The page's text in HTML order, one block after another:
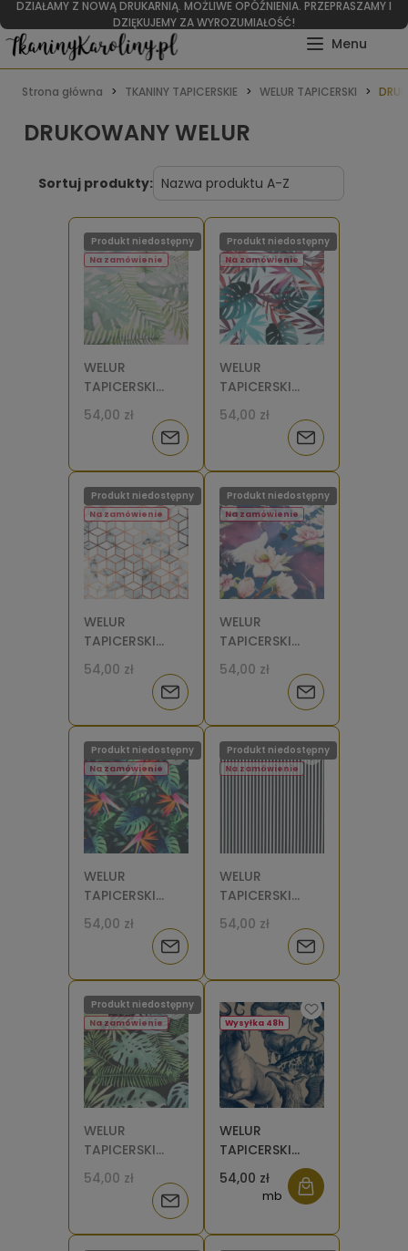
WITAMY W RAJU DLA RĘKODZIELNIKÓW I TAPICERÓW
Strona główna TKANINY TAPICERSKIE WELUR TAPICERSKI
DRUKOWANY WELUR
Sortuj produkty:
WELUR
TAPICERSKI
Monstera na
białym [6-8]
54,00 zł
Na zamówienie
Produkt niedostępny
Powiadom
o
dostępności
WELUR
TAPICERSKI
Strelicja i
monstera na
mięcie [6-8]
54,00 zł
Na zamówienie
Produkt niedostępny
Powiadom
o
dostępności
WELUR
TAPICERSKI
Marmur 3d
(mały wzór)
54,00 zł
Na zamówienie
Produkt niedostępny
Powiadom
o
dostępności
WELUR
TAPICERSKI
Żurawie i
magnolie [6-8]
54,00 zł
Na zamówienie
Produkt niedostępny
Powiadom
o
dostępności
WELUR
TAPICERSKI
Strelicja i
monstera na
czarnym [6-8]
54,00 zł
Na zamówienie
Produkt niedostępny
Powiadom
o
dostępności
WELUR
TAPICERSKI
Prążki czarno-
białe (4 mm)
54,00 zł
Na zamówienie
Produkt niedostępny
Powiadom
o
dostępności
WELUR
TAPICERSKI
Monstera na
czarnym [6-8]
54,00 zł
Na zamówienie
Produkt niedostępny
Powiadom
o
WELUR
TAPICERSKI
Zwierzęta
niebieskie na
54,00 zł
Wysyłka 48h
mb